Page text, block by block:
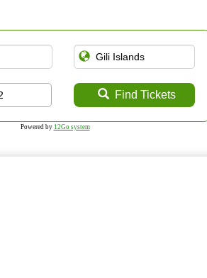
Find Tickets
Powered by 12Go system